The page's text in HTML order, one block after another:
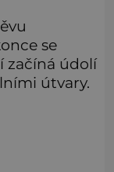
se
začíná údolí
útvary.